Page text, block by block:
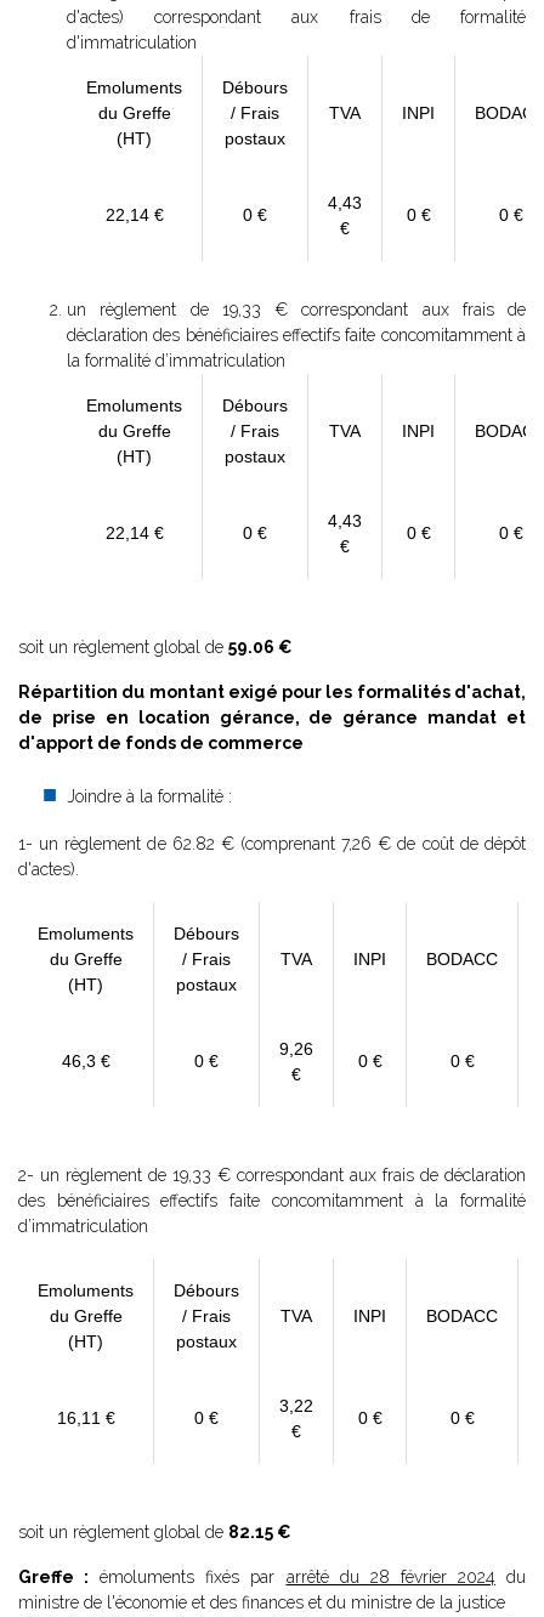
d'actes) correspondant aux frais de formalité
d'immatriculation
Emoluments
du Greffe
(HT)
Débours
/ Frais
postaux
TVA INPI
22,14 € 0 €
4,43
€
0 € 0 €
un règlement de 19,33 € correspondant aux frais de
déclaration des bénéficiaires effectifs faite concomitamment à
la formalité d’immatriculation
Emoluments
du Greffe
(HT)
Débours
/ Frais
postaux
TVA INPI
22,14 € 0 €
4,43
€
0 € 0 €
soit un règlement global de 59.06 €
Répartition du montant exigé pour les formalités d'achat,
de prise en location gérance, de gérance mandat et
d'apport de fonds de commerce
Joindre à la formalité :
1- un règlement de 62.82 € (comprenant 7,26 € de coût de dépôt
d'actes).
Emoluments
du Greffe
(HT)
Débours
/ Frais
postaux
TVA INPI BODACC
46,3 € 0 €
9,26
€
0 € 0 €
2- un règlement de 19,33 € correspondant aux frais de déclaration
des bénéficiaires effectifs faite concomitamment à la formalité
d’immatriculation
Emoluments
du Greffe
(HT)
Débours
/ Frais
postaux
TVA INPI BODACC
16,11 € 0 €
3,22
€
0 € 0 €
soit un règlement global de 82.15 €
Greffe : émoluments fixés par arrêté du 28 février 2024 du
ministre de l'économie et des finances et du ministre de la justice